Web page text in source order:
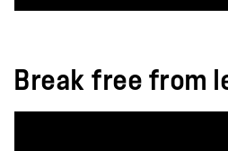
Break free from